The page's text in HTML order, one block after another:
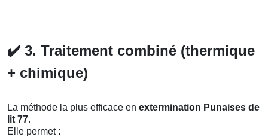
✔️ 3. Traitement combiné (thermique
+ chimique)
La méthode la plus efficace en extermination Punaises de
lit 77.
Elle permet :